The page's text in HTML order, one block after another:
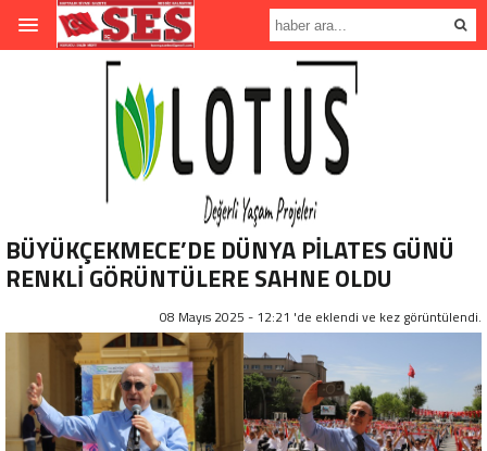
BÜYÜKÇEKMECE’DE DÜNYA PİLATES GÜNÜ
RENKLİ GÖRÜNTÜLERE SAHNE OLDU
08 Mayıs 2025 - 12:21 'de eklendi ve kez görüntülendi.